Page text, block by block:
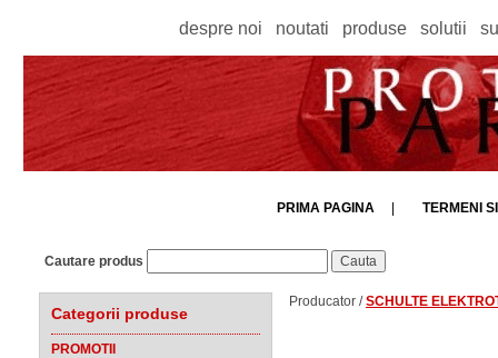
despre noi noutati produse solutii
PRIMA PAGINA TERMENI
Cautare produs
Categorii produse
PROMOTII
Producator /SCHULTE